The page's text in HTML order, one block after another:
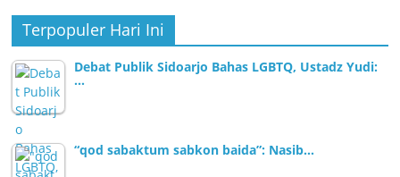
Terpopuler Hari Ini
Debat Publik Sidoarjo Bahas LGBTQ, Ustadz Yudi:
…
“qod sabaktum sabkon baida”: Nasib…